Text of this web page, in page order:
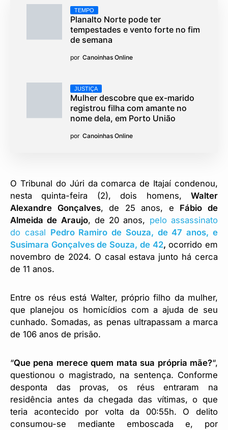
TEMPO
Planalto Norte pode ter
tempestades e vento forte no fim
de semana
por Canoinhas Online
JUSTIÇA
Mulher descobre que ex-marido
registrou filha com amante no
nome dela, em Porto União
por Canoinhas Online
O Tribunal do Júri da comarca de Itajaí condenou,
nesta quinta-feira (2), dois homens, Walter
Alexandre Gonçalves, de 25 anos, e Fábio de
Almeida de Araujo, de 20 anos, pelo assassinato
do casal Pedro Ramiro de Souza, de 47 anos, e
Susimara Gonçalves de Souza, de 42, ocorrido em
novembro de 2024. O casal estava junto há cerca
de 11 anos.
Entre os réus está Walter, próprio filho da mulher,
que planejou os homicídios com a ajuda de seu
cunhado. Somadas, as penas ultrapassam a marca
de 106 anos de prisão.
“Que pena merece quem mata sua própria mãe?“,
questionou o magistrado, na sentença. Conforme
desponta das provas, os réus entraram na
residência antes da chegada das vítimas, o que
teria acontecido por volta da 00:55h. O delito
consumou-se mediante emboscada e, por